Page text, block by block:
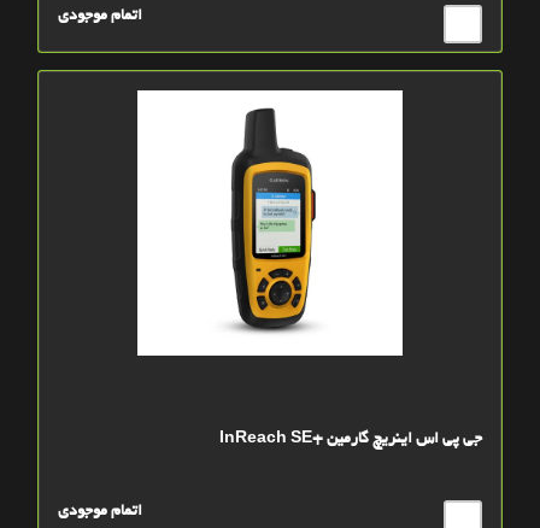
اتمام موجودی
جی پی اس اینریچ گارمین +InReach SE
اتمام موجودی